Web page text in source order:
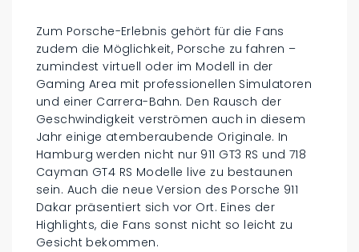
Zum Porsche-Erlebnis gehört für die Fans
zudem die Möglichkeit, Porsche zu fahren –
zumindest virtuell oder im Modell in der
Gaming Area mit professionellen Simulatoren
und einer Carrera-Bahn. Den Rausch der
Geschwindigkeit verströmen auch in diesem
Jahr einige atemberaubende Originale. In
Hamburg werden nicht nur 911 GT3 RS und 718
Cayman GT4 RS Modelle live zu bestaunen
sein. Auch die neue Version des Porsche 911
Dakar präsentiert sich vor Ort. Eines der
Highlights, die Fans sonst nicht so leicht zu
Gesicht bekommen.